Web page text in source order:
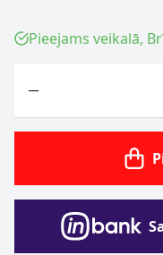
Pieejams veikalā,